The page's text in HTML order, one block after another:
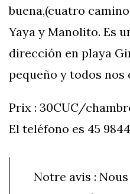
buena,(cuatro
Yaya y Manolito. Es
dirección en playa
pequeño y todos nos
Prix : 30CUC/
El teléfono es 45
Notre avis :